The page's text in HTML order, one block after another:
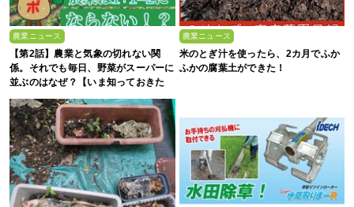
農業ニュース
【第2話】農業と気象の切れない関
係。それでも毎日、野菜がスーパーに
並ぶのはなぜ？【いま知っておきた
い、これからの”食”の話】
農業ニュース
米のとぎ汁を使ったら、2カ月でふか
ふかの腐葉土ができた！